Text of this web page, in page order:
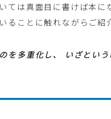
ては真面目に書けば本
ることに触れながらご紹
を多重化し、 いざとい